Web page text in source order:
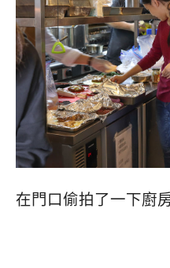
在門口偷拍了一下廚